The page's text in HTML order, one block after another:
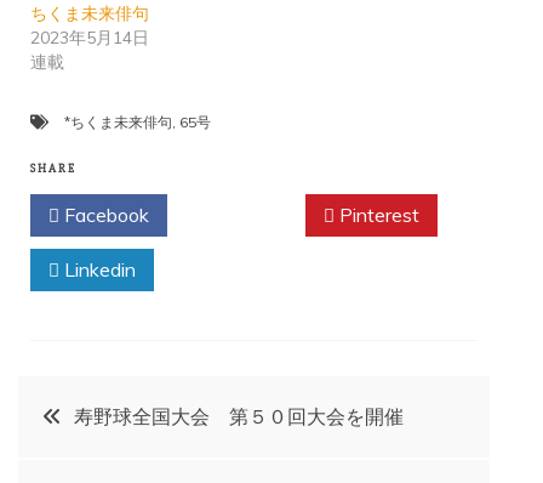
ちくま未来俳句
2023年5月14日
連載
*ちくま未来俳句 65号
SHARE
Facebook Pinterest
Linkedin
投
寿野球全国大会 第５０回大会を開催